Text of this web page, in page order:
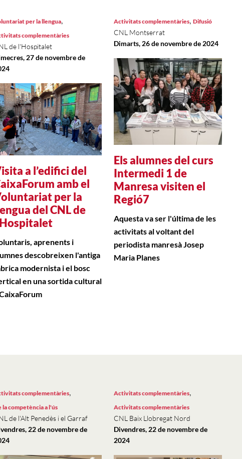
a l’edifici del
amb el
per la
del CNL de
per la llengua,
complementàries
de l'Hospitalet
27 de novembre de
aprenents i
descobreixen l'antiga
modernista i el bosc
en una sortida cultural
Els alumnes del curs
Intermedi 1 de
Manresa visiten el
Regió7
Activitats complementàries, Difusió
CNL Montserrat
Dimarts, 26 de novembre de 2024
Aquesta va ser l'última de les
activitats al voltant del
periodista manresà Josep
Maria Planes
complementàries,
la competència a l'ús
de l'Alt Penedès i el Garraf
22 de novembre de
Activitats complementàries,
Activitats complementàries
CNL Baix Llobregat Nord
Divendres, 22 de novembre de
2024